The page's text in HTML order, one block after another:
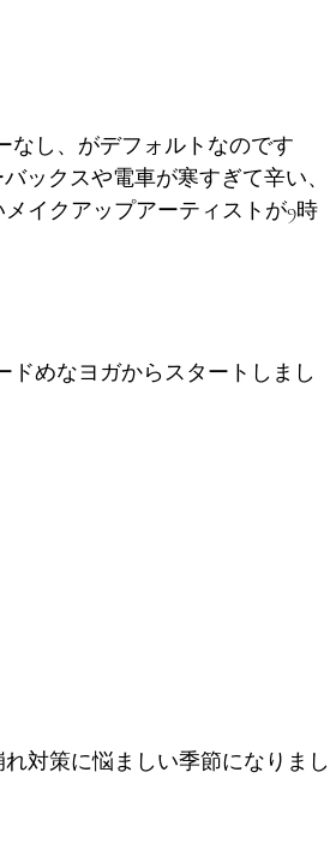
なし、がデフォルトなのです
ックスや電車が寒すぎて辛い、
イクアップアーティストが9時
ドめなヨガからスタートしまし
対策に悩ましい季節になりまし